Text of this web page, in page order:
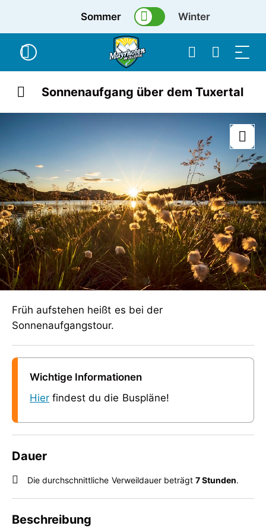
Sommer Winter
Sonnenaufgang über dem Tuxertal
Früh aufstehen heißt es bei der
Sonnenaufgangstour.
Wichtige Informationen
Hier findest du die Buspläne!
Dauer
Die durchschnittliche Verweildauer beträgt7 Stunden.
Beschreibung